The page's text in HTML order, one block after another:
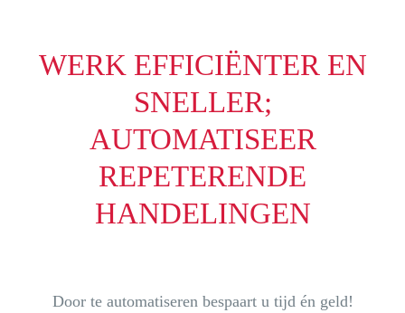
WERK EFFICIËNTER EN
SNELLER;
AUTOMATISEER
REPETERENDE
HANDELINGEN
Door te automatiseren bespaart u tijd én geld!